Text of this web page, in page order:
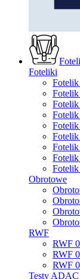
Foteliki
Obrotowe
RWF
RWF
RWF
RWF
Testy ADAC